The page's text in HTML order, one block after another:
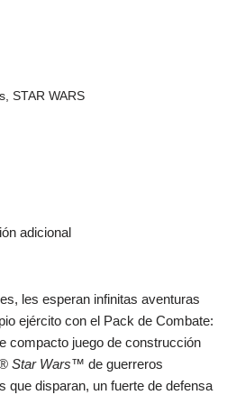
, STAR WARS
adicional
les esperan infinitas aventuras
ejército con el Pack de Combate:
compacto juego de construcción
Star Wars™ de guerreros
que disparan, un fuerte de defensa